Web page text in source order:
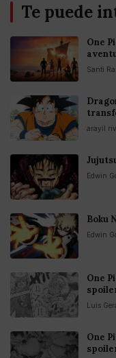
Te puede
One
Santi
arayil
Edwin
Boku
Edwin
One
Luis
One